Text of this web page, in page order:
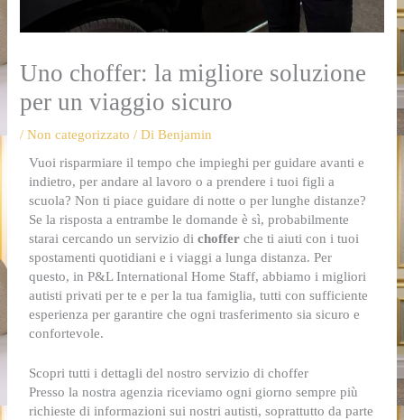
Uno choffer: la migliore soluzione
per un viaggio sicuro
/Non categorizzato / DiBenjamin
Vuoi risparmiare il tempo che impieghi per guidare avanti e
indietro, per andare al lavoro o a prendere i tuoi figli a
scuola? Non ti piace guidare di notte o per lunghe distanze?
Se la risposta a entrambe le domande è sì, probabilmente
starai cercando un servizio dichoffer che ti aiuti con i tuoi
spostamenti quotidiani e i viaggi a lunga distanza. Per
questo, in P&L International Home Staff, abbiamo i migliori
autisti privati per te e per la tua famiglia, tutti con sufficiente
esperienza per garantire che ogni trasferimento sia sicuro e
confortevole.
Scopri tutti i dettagli del nostro servizio di choffer
Presso la nostra agenzia riceviamo ogni giorno sempre più
richieste di informazioni sui nostri autisti, soprattutto da parte